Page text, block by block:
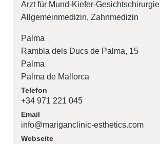
Arztfür Mund-Kiefer-Gesichtschirurgie
Allgemeinmedizin Zahnmedizin
Palma
Rambla dels Ducs de Palma, 15
Palma
Palma de Mallorca
Telefon
+34 971 221 045
Email
info@mariganclinic-esthetics.com
Webseite